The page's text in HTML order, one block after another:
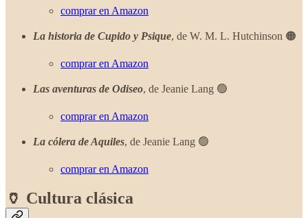
comprar en Amazon
La historia de Cupido y Psique, de W. M. L. Hutchinson 🟠
comprar en Amazon
Las aventuras de Odiseo, de Jeanie Lang 🟢
comprar en Amazon
La cólera de Aquiles, de Jeanie Lang 🟢
comprar en Amazon
🏺 Cultura clásica